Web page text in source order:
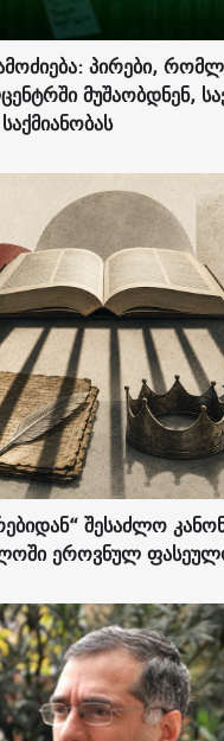
პირები,
მუშაობდნენ,
შესაძლო
ეროვნულ